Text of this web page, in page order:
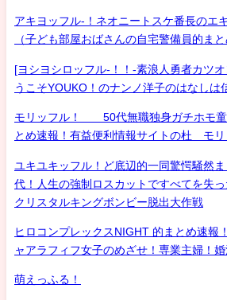
アキヨッフル-！ネオニートスケ番長のエ
（子ども部屋おばさんの自宅警備員的まと
[ヨシヨシロッフル-！！-素浪人勇者カツ
うこそYOUKO！のナンノ洋子のはなしは
モリッフル！ 50代無職独身ガチホモ童
とめ速報！有益便利情報サイトの杜 モリ
ユキユキッフル！ど底辺的一同驚愕騒然
代！人生の強制ロスカットですべてを失
クリスタルキングボンビー脱出大作戦
ヒロコンプレックスNIGHT 的まとめ速報
ャアラフィフ女子のめざせ！専業主婦！
萌えっふる！